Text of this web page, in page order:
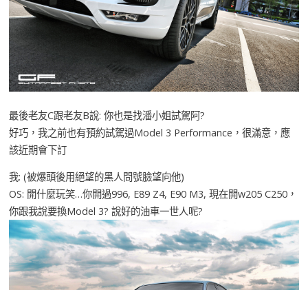
最後老友C跟老友B說: 你也是找潘小姐試駕阿?
好巧，我之前也有預約試駕過Model 3 Performance，很滿意，應
該近期會下訂
我: (被爆頭後用絕望的黑人問號臉望向他)
OS: 開什麼玩笑…你開過996, E89 Z4, E90 M3, 現在開w205 C250，
你跟我說要換Model 3? 說好的油車一世人呢?